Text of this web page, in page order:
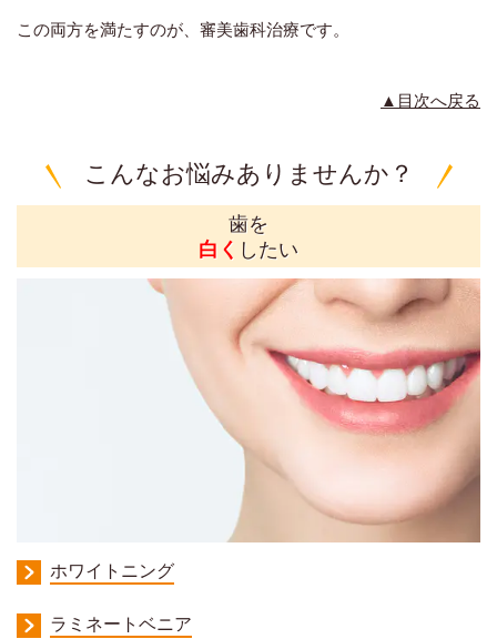
この両方を満たすのが、審美歯科治療です。
▲目次へ戻る
こんなお悩みありませんか？
歯を
白く したい
ホワイトニング
ラミネートベニア